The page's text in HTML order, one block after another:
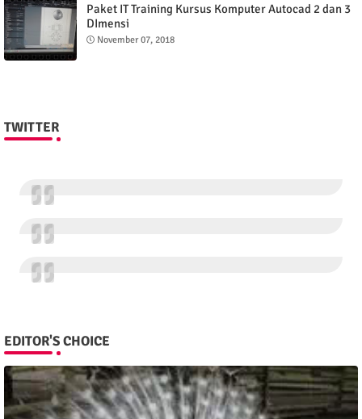
Paket IT Training Kursus Komputer Autocad 2 dan 3
DImensi
November 07, 2018
TWITTER
EDITOR'S CHOICE